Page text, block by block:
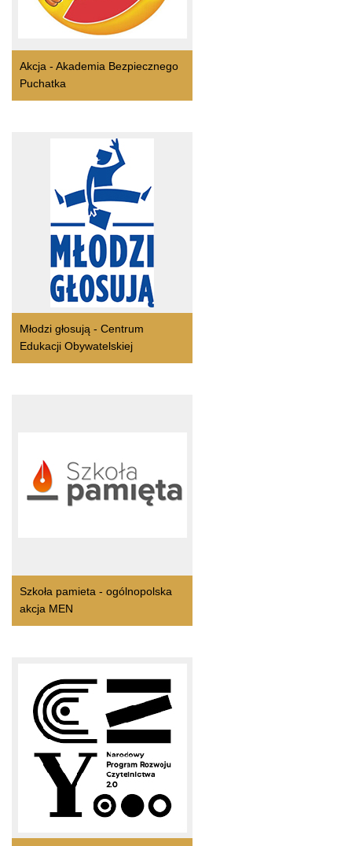
Akcja - Akademia Bezpiecznego
Puchatka
Młodzi głosują - Centrum
Edukacji Obywatelskiej
Szkoła pamieta - ogólnopolska
akcja MEN